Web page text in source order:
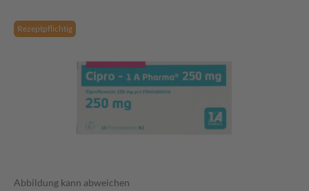
Rezeptpflichtig
Abbildung kann abweichen